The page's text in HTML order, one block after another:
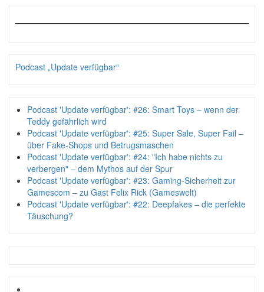
Podcast „Update verfügbar“
Podcast 'Update verfügbar': #26: Smart Toys – wenn der
Teddy gefährlich wird
Podcast 'Update verfügbar': #25: Super Sale, Super Fail –
über Fake-Shops und Betrugsmaschen
Podcast 'Update verfügbar': #24: "Ich habe nichts zu
verbergen" – dem Mythos auf der Spur
Podcast 'Update verfügbar': #23: Gaming-Sicherheit zur
Gamescom – zu Gast Felix Rick (Gameswelt)
Podcast 'Update verfügbar': #22: Deepfakes – die perfekte
Täuschung?